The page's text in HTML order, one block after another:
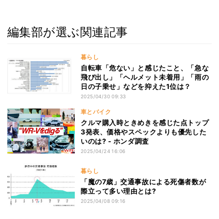
編集部が選ぶ関連記事
暮らし
自転車「危ない」と感じたこと、「急な
飛び出し」「ヘルメット未着用」「雨の
日の子乗せ」などを抑えた1位は？
2025/04/30 09:33
車とバイク
クルマ購入時ときめきを感じた点トップ
3発表、価格やスペックよりも優先した
いのは? - ホンダ調査
2025/04/24 16:06
暮らし
「魔の7歳」交通事故による死傷者数が
際立って多い理由とは?
2025/04/08 09:16